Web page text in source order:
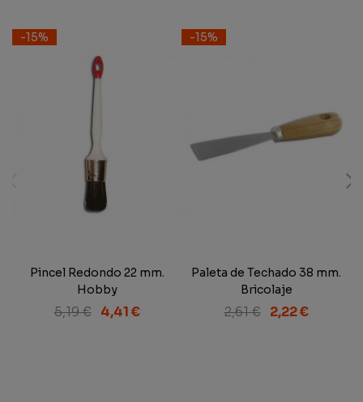
-15%
Pincel Redondo 22 mm.
Hobby
5,19 € 4,41 €
-15%
Paleta de Techado 38 mm.
Bricolaje
2,61 € 2,22 €